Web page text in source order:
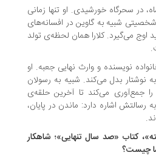
خورشیدی. او تنها زمانی
شبیه به گاوین در افسانه‌های
کلارا همان لحظه‌ی تولد
و وارث نهایی جعبه. او
بدل می‌کند. شبیه به رسولان
می‌کند تا آخرین حلقه‌ی
اشاره دارد: ماندن در پایان،
«صد سال تنهایی»؛ شاهکار